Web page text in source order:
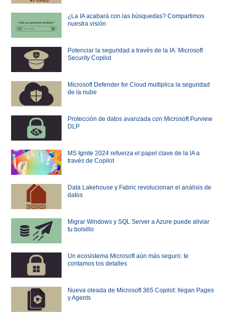
¿La IA acabará con las búsquedas? Compartimos
nuestra visión
Potenciar la seguridad a través de la IA: Microsoft
Security Copilot
Microsoft Defender for Cloud multiplica la seguridad
de la nube
Protección de datos avanzada con Microsoft Purview
DLP
MS Ignite 2024 refuerza el papel clave de la IA a
través de Copilot
Data Lakehouse y Fabric revolucionan el análisis de
datos
Migrar Windows y SQL Server a Azure puede aliviar
tu bolsillo
Un ecosistema Microsoft aún más seguro: te
contamos los detalles
Nueva oleada de Microsoft 365 Copilot: llegan Pages
y Agents